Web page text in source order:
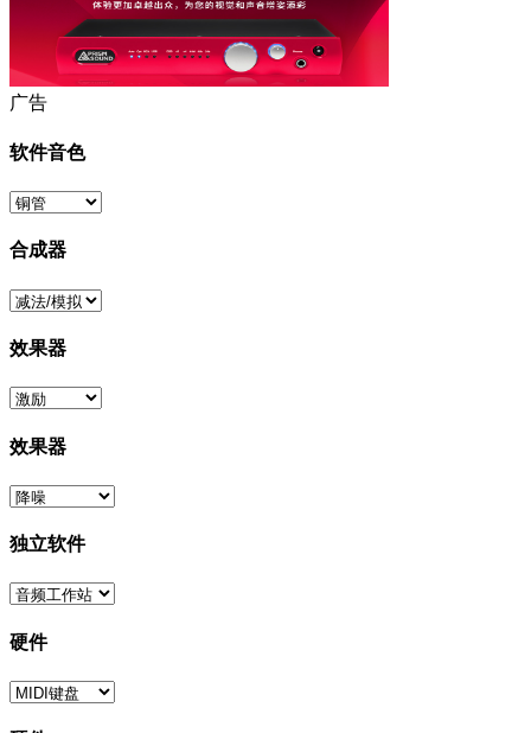
广告
软件音色
合成器
效果器
效果器
独立软件
硬件